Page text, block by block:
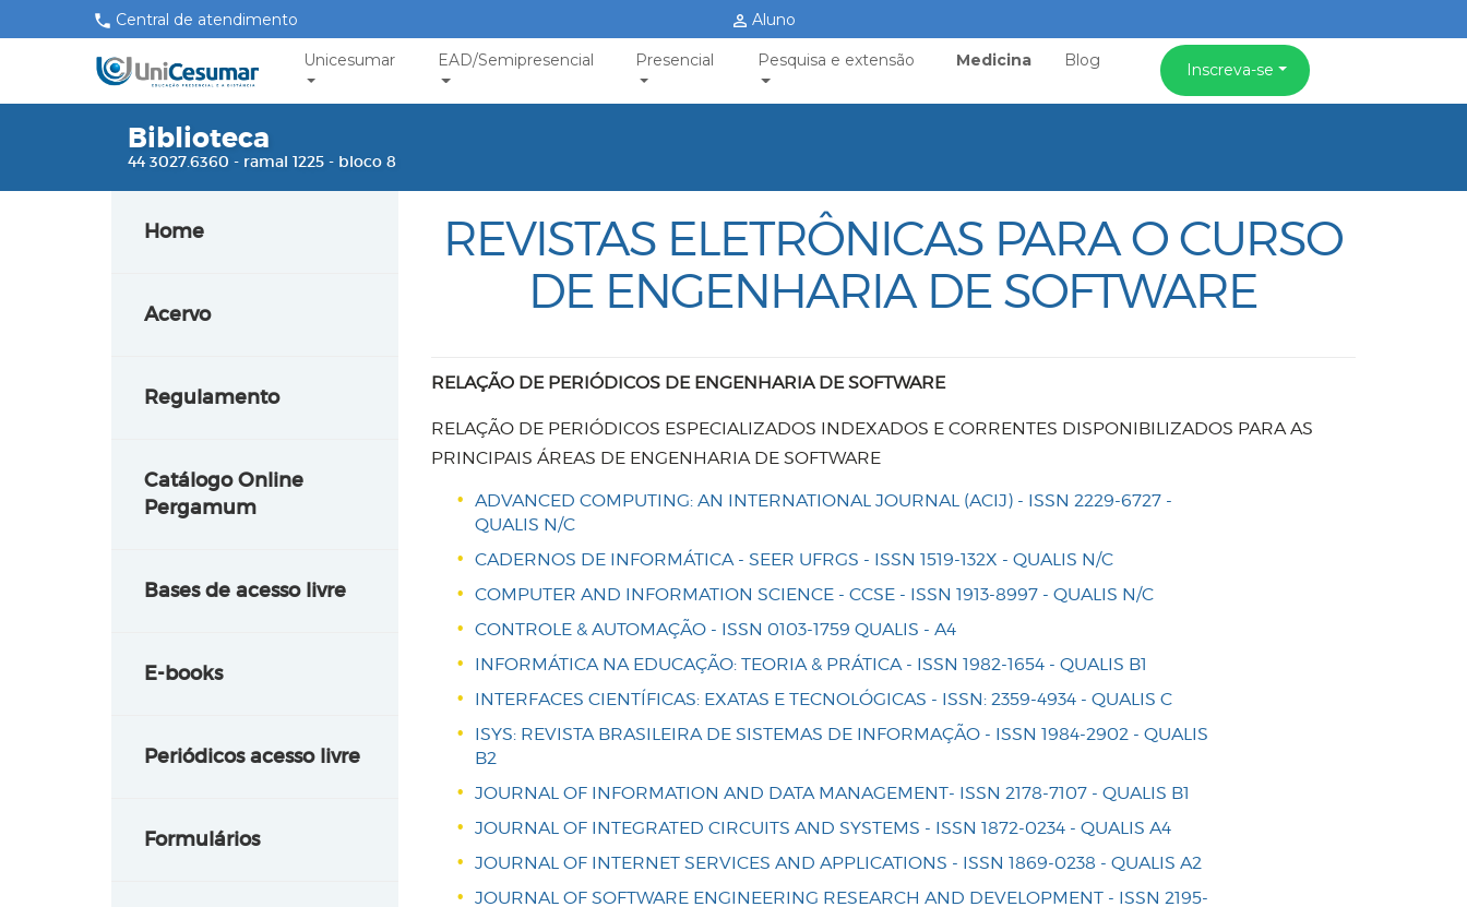
Central de atendimento Aluno
Unicesumar EAD/Semipresencial Presencial Pesquisa e extensão Medicina Blog Inscreva-se
Biblioteca
44 3027.6360 - ramal 1225 - bloco 8
Home
Acervo
Regulamento
Catálogo Online
Pergamum
Bases de acesso livre
E-books
Periódicos acesso livre
Formulários
REVISTAS ELETRÔNICAS PARA O CURSO
DE ENGENHARIA DE SOFTWARE
RELAÇÃO DE PERIÓDICOS DE ENGENHARIA DE SOFTWARE
RELAÇÃO DE PERIÓDICOS ESPECIALIZADOS INDEXADOS E CORRENTES DISPONIBILIZADOS PARA AS
PRINCIPAIS ÁREAS DE ENGENHARIA DE SOFTWARE
ADVANCED COMPUTING: AN INTERNATIONAL JOURNAL (ACIJ) - ISSN 2229-6727 -
QUALIS N/C
CADERNOS DE INFORMÁTICA - SEER UFRGS - ISSN 1519-132X - QUALIS N/C
COMPUTER AND INFORMATION SCIENCE - CCSE - ISSN 1913-8997 - QUALIS N/C
CONTROLE & AUTOMAÇÃO - ISSN 0103-1759 QUALIS - A4
INFORMÁTICA NA EDUCAÇÃO: TEORIA & PRÁTICA - ISSN 1982-1654 - QUALIS B1
INTERFACES CIENTÍFICAS: EXATAS E TECNOLÓGICAS - ISSN: 2359-4934 - QUALIS C
ISYS: REVISTA BRASILEIRA DE SISTEMAS DE INFORMAÇÃO - ISSN 1984-2902 - QUALIS
B2
JOURNAL OF INFORMATION AND DATA MANAGEMENT- ISSN 2178-7107 - QUALIS B1
JOURNAL OF INTEGRATED CIRCUITS AND SYSTEMS - ISSN 1872-0234 - QUALIS A4
JOURNAL OF INTERNET SERVICES AND APPLICATIONS - ISSN 1869-0238 - QUALIS A2
JOURNAL OF SOFTWARE ENGINEERING RESEARCH AND DEVELOPMENT - ISSN 2195-